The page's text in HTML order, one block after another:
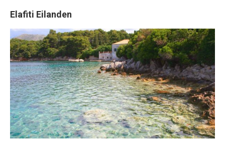
Elafiti Eilanden